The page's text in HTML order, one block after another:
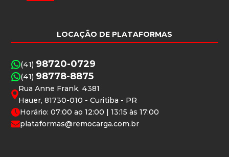
LOCAÇÃO DE PLATAFORMAS
(41) 98720-0729
(41) 98778-8875
Rua Anne Frank, 4381
Hauer, 81730-010 - Curitiba - PR
Horário: 07:00 ao 12:00 | 13:15 às 17:00
plataformas@remocarga.com.br